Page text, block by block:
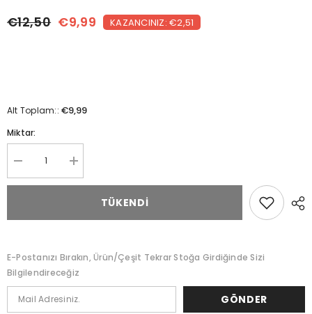
€12,50 €9,99 KAZANCINIZ: €2,51
Alt Toplam::€9,99
Miktar:
Çikolata
Kaplı
Antep
Lokum
için
miktarı
azaltın
Çikolata
Kaplı
Antep
Lokum
için
miktarı
TÜKENDI
E-Postanızı Bırakın, Ürün/çeşit Tekrar Stoğa Girdiğinde Sizi
Bilgilendireceğiz
GÖNDER